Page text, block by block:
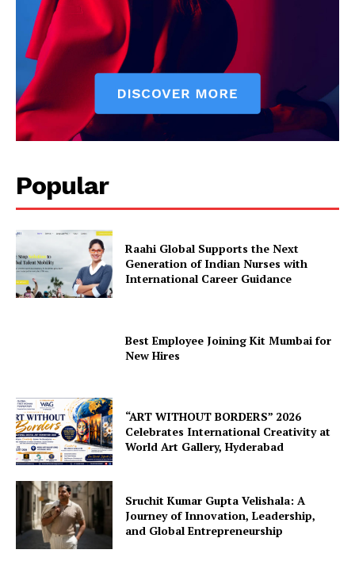
Popular
Raahi Global Supports the Next
Generation of Indian Nurses with
International Career Guidance
Best Employee Joining Kit Mumbai for
New Hires
“ART WITHOUT BORDERS” 2026
Celebrates International Creativity at
World Art Gallery, Hyderabad
Sruchit Kumar Gupta Velishala: A
Journey of Innovation, Leadership,
and Global Entrepreneurship